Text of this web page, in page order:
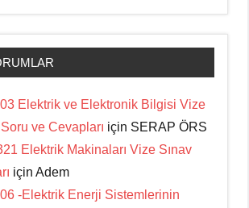
Elektrik ve Elektronik Bilgisi Vize
Soru ve Cevapları için SERAP ÖRS
Elektrik Makinaları Vize Sınav
için Adem
-Elektrik Enerji Sistemlerinin